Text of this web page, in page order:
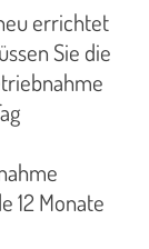
errichtet
Sie die
12 Monate